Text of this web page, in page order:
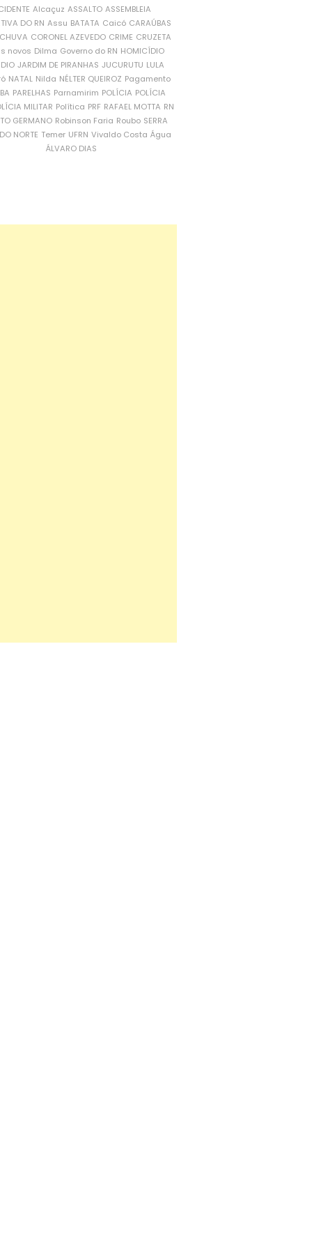
Alcaçuz ASSALTO ASSEMBLEIA
DO RN Assu BATATA Caicó CARAÚBAS
CORONEL AZEVEDO CRIME CRUZETA
novos Dilma Governo do RN HOMICÍDIO
JARDIM DE PIRANHAS JUCURUTU LULA
NATAL Nilda NÉLTER QUEIROZ Pagamento
PARELHAS Parnamirim POLÍCIA POLÍCIA
MILITAR Política PRF RAFAEL MOTTA RN
GERMANO Robinson Faria Roubo SERRA
NORTE Temer UFRN Vivaldo Costa Água
ÁLVARO DIAS